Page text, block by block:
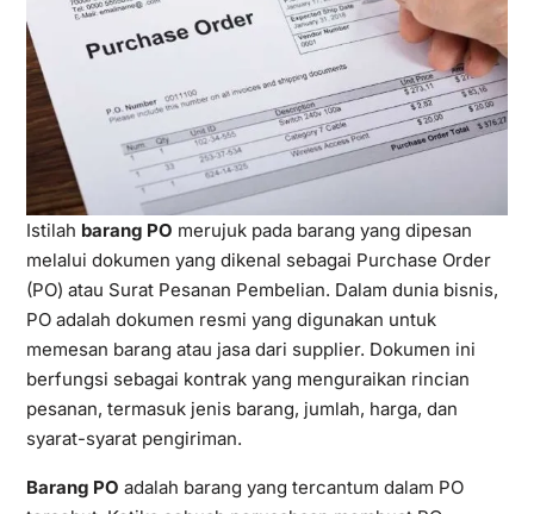
Istilah barang PO merujuk pada barang yang dipesan
melalui dokumen yang dikenal sebagai Purchase Order
(PO) atau Surat Pesanan Pembelian. Dalam dunia bisnis,
PO adalah dokumen resmi yang digunakan untuk
memesan barang atau jasa dari supplier. Dokumen ini
berfungsi sebagai kontrak yang menguraikan rincian
pesanan, termasuk jenis barang, jumlah, harga, dan
syarat-syarat pengiriman.
Barang PO adalah barang yang tercantum dalam PO